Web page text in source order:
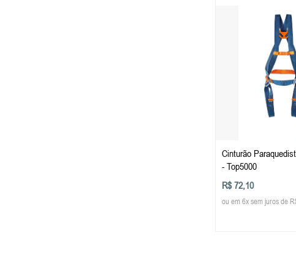
Cinturão
- Top5000
R$ 72,10
ou em 6x sem juros de